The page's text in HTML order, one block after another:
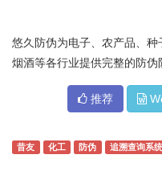
悠久防伪为电子、农产品、
烟酒等各行业提供完整的防伪
推荐
昔友 化工 防伪 追溯查询系统